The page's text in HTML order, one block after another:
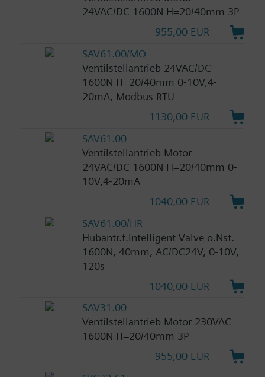
24VAC/DC 1600N H=20/40mm 3P
955,00 EUR
SAV61.00/MO
Ventilstellantrieb 24VAC/DC
1600N H=20/40mm 0-10V,4-
20mA, Modbus RTU
1130,00 EUR
SAV61.00
Ventilstellantrieb Motor
24VAC/DC 1600N H=20/40mm 0-
10V,4-20mA
1040,00 EUR
SAV61.00/HR
Hubantr.f.Intelligent Valve o.Nst.
1600N, 40mm, AC/DC24V, 0-10V,
120s
1040,00 EUR
SAV31.00
Ventilstellantrieb Motor 230VAC
1600N H=20/40mm 3P
955,00 EUR